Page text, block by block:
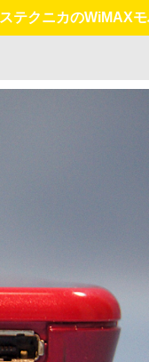
テクニカのWiMAX